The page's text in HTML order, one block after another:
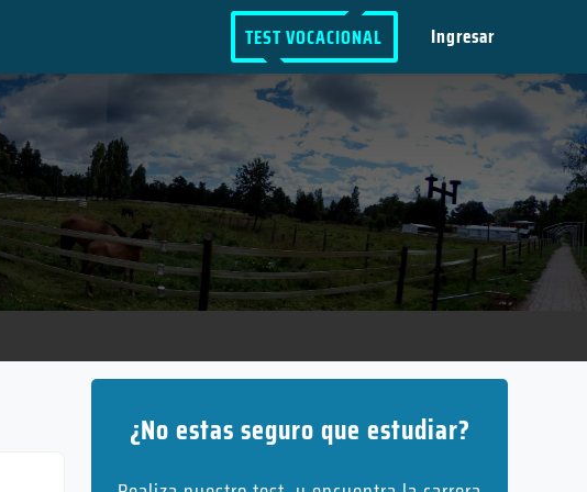
TEST VOCACIONAL Ingresar
¿No estas seguro que estudiar?